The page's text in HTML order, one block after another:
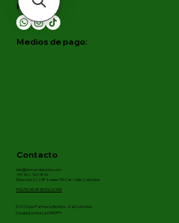
Contacto
info@farmaciabiovida.com
+57 302-760 18 09
Dirección: Cr 24F 3 oeste 115 Cali - Valle. Colombia
POLITICAS DE DEVOLUCION
Redes:
Medios de pago:
©2025 por Farmacia BioVida. - Cali Colombia
Created on Marca CERO™®